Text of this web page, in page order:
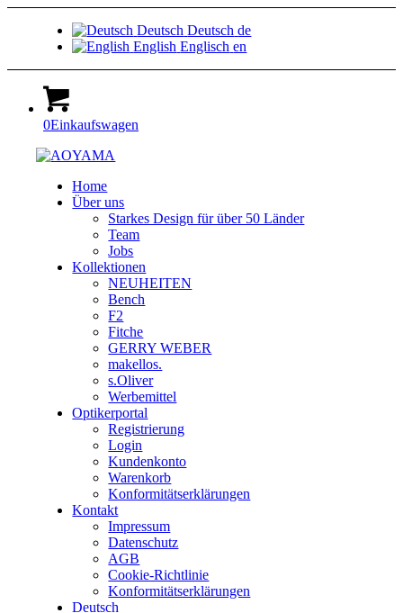
Deutsch Deutsch de
English Englisch en
0Einkaufswagen
Home
Über uns
Starkes Design für über 50 Länder
Team
Jobs
Kollektionen
NEUHEITEN
Bench
F2
Fitche
GERRY WEBER
makellos.
s.Oliver
Werbemittel
Optikerportal
Registrierung
Login
Kundenkonto
Warenkorb
Konformitätserklärungen
Kontakt
Impressum
Datenschutz
AGB
Cookie-Richtlinie
Konformitätserklärungen
Deutsch